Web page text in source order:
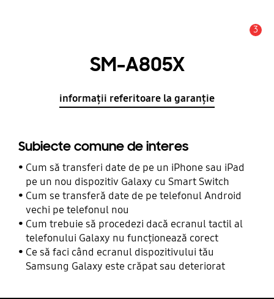
3
SM-A805X
informații referitoare la garanție
Subiecte comune de interes
Cum să transferi date de pe un iPhone sau iPad
pe un nou dispozitiv Galaxy cu Smart Switch
Cum se transferă date de pe telefonul Android
vechi pe telefonul nou
Cum trebuie să procedezi dacă ecranul tactil al
telefonului Galaxy nu funcționează corect
Ce să faci când ecranul dispozitivului tău
Samsung Galaxy este crăpat sau deteriorat